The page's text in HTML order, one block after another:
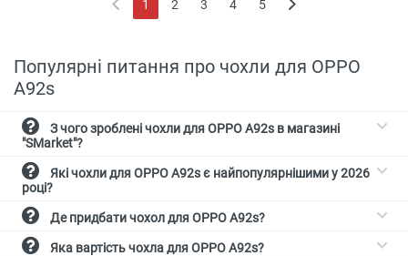
1
(current)
2 3 4 5
Популярні питання про чохли для OPPO
A92s
"SMarket"?
році?
Де придбати чохол для OPPO A92s?
Яка вартість чохла для OPPO A92s?